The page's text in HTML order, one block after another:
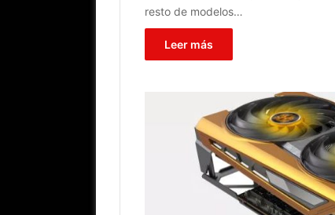
resto de modelos…
Leer más